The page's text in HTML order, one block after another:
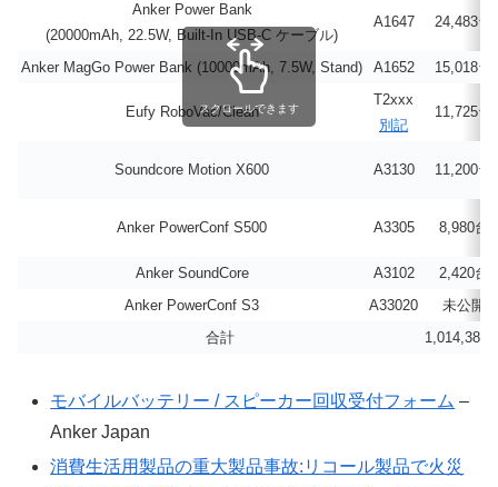
Anker Power Bank
(20000mAh, 22.5W, Built-In USB-C ケーブル)
A1647 24,483台
Anker MagGo Power Bank (10000mAh, 7.5W, Stand) A1652 15,018台
Eufy RoboVac/Clean
T2xxx
別記
11,725台
Soundcore Motion X600 A3130 11,200台
Anker PowerConf S500 A3305 8,980台
Anker SoundCore A3102
2,420台
Anker PowerConf S3
A33020
未公開
合計
1,014,384
スクロールできます
モバイルバッテリー / スピーカー回収受付フォーム –
Anker Japan
消費生活用製品の重大製品事故:リコール製品で火災